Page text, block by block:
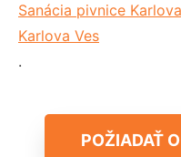
Sanácia pivnice
Karlova Ves
.
POŽIADAŤ